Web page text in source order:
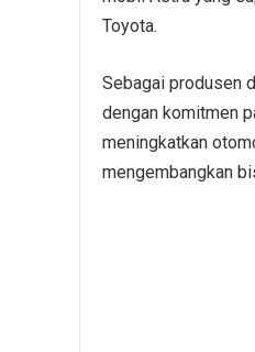
Toyota.
Sebagai produsen
dengan komitmen
meningkatkan
mengembangkan